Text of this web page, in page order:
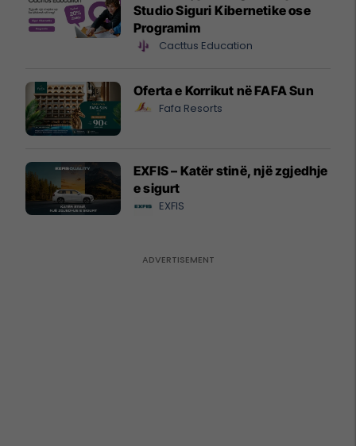
Studio Siguri Kibernetike ose
Programim
Cacttus Education
Oferta e Korrikut në FAFA Sun
Fafa Resorts
EXFIS – Katër stinë, një zgjedhje
e sigurt
EXFIS